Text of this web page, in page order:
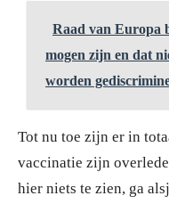
Raad van Europa
mogen zijn en dat
worden
Tot nu toe zijn er in
vaccinatie zijn
hier niets te zien, ga